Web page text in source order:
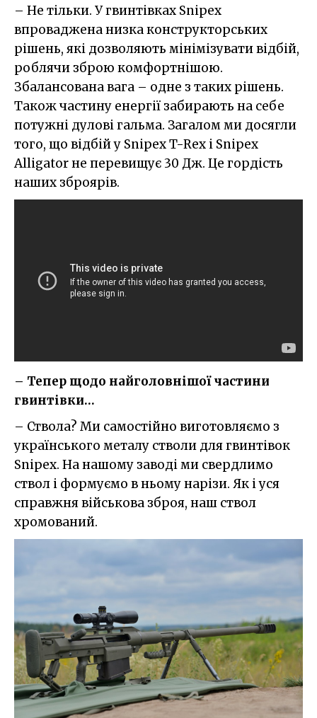
– Не тільки. У гвинтівках Snipex
впроваджена низка конструкторських
рішень, які дозволяють мінімізувати відбій,
роблячи зброю комфортнішою.
Збалансована вага – одне з таких рішень.
Також частину енергії забирають на себе
потужні дулові гальма. Загалом ми досягли
того, що відбій у Snipex T-Rex і Snipex
Alligator не перевищує 30 Дж. Це гордість
наших зброярів.
– Тепер щодо найголовнішої частини
гвинтівки…
– Ствола? Ми самостійно виготовляємо з
українського металу стволи для гвинтівок
Snipex. На нашому заводі ми свердлимо
ствол і формуємо в ньому нарізи. Як і уся
справжня військова зброя, наш ствол
хромований.